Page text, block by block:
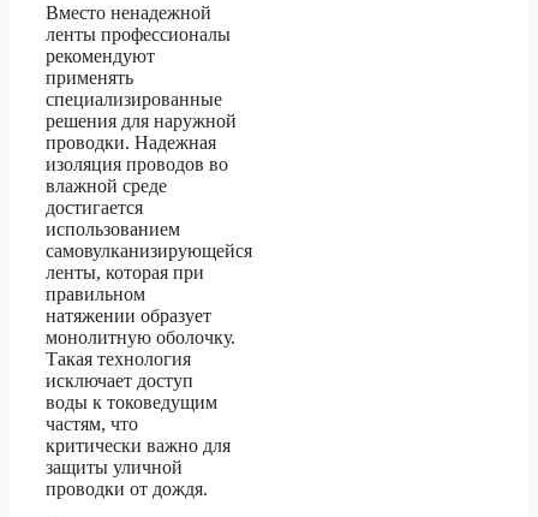
Вместо ненадежной
ленты профессионалы
рекомендуют
применять
специализированные
решения для наружной
проводки. Надежная
изоляция проводов во
влажной среде
достигается
использованием
самовулканизирующейся
ленты, которая при
правильном
натяжении образует
монолитную оболочку.
Такая технология
исключает доступ
воды к токоведущим
частям, что
критически важно для
защиты уличной
проводки от дождя.